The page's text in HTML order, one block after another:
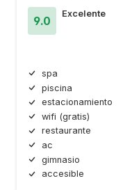
9.0
Excelente
spa
piscina
estacionamiento
wifi (gratis)
restaurante
ac
gimnasio
accesible